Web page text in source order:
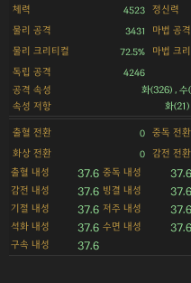
체력 4523 정신력
물리 공격 3431 마법 공격
물리 크리티컬 72.5% 마법 크
독립 공격 4246
공격 속성
화(326) , 수
속성 저항
화
출혈 전환 0 중독 전환
화상 전환 0 감전 전환
출혈 내성 37.6 중독 내성 37.6
감전 내성 37.6 빙결 내성 37.6
기절 내성 37.6 저주 내성 37.6
석화 내성 37.6 수면 내성 37.6
구속 내성 37.6